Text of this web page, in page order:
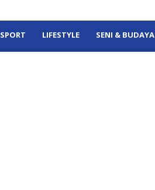
SPORT LIFESTYLE SENI & BUDAYA